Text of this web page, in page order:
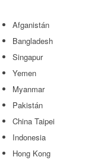
Afganistán
Bangladesh
Singapur
Yemen
Myanmar
Pakistán
China Taipei
Indonesia
Hong Kong